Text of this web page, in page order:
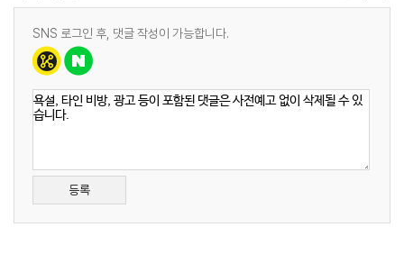
SNS 로그인 후, 댓글 작성이 가능합니다.
등록